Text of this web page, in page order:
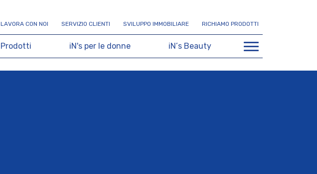
LAVORA CON NOI SERVIZIO CLIENTI SVILUPPO IMMOBILIARE RICHIAMO PRODOTTI
Prodotti iN's per le donne iN’s Beauty